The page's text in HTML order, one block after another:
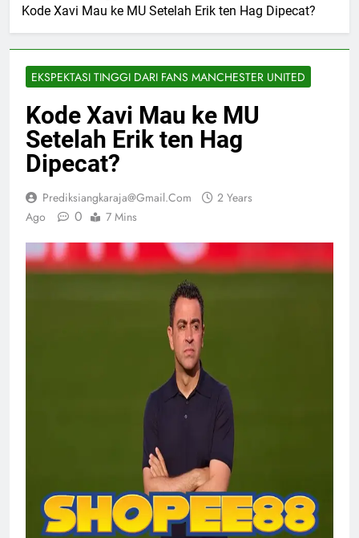
Kode Xavi Mau ke MU Setelah Erik ten Hag Dipecat?
EKSPEKTASI TINGGI DARI FANS MANCHESTER UNITED
Kode Xavi Mau ke MU
Setelah Erik ten Hag
Dipecat?
Prediksiangkaraja@gmail.com
2 Years
Ago
0 7 Mins